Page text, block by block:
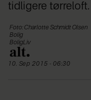
tidligere tørreloft.
Foto: Charlotte Schmidt Olsen
Bolig
BoligLiv
10. Sep 2015 - 06:30